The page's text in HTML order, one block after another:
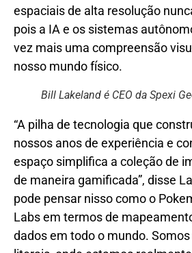
espaciais de alta resolução
pois a IA e os sistemas
vez mais uma compreensão
nosso mundo físico.
Bill Lakeland é CEO da Spexi
“A pilha de tecnologia que
nossos anos de experiência e
espaço simplifica a coleção de
de maneira gamificada”, disse
pode pensar nisso como o
Labs em termos de
dados em todo o mundo.